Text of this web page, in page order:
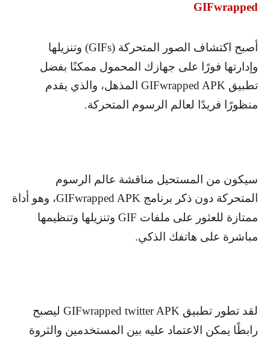
GIFwrapped
أصبح اكتشاف الصور المتحركة (GIFs) وتنزيلها
وإدارتها فورًا على جهازك المحمول ممكنًا بفضل
تطبيق GIFwrapped APK المذهل، والذي يقدم
منظورًا فريدًا لعالم الرسوم المتحركة.
سيكون من المستحيل مناقشة عالم الرسوم
المتحركة دون ذكر برنامج GIFwrapped APK، وهو أداة
ممتازة للعثور على ملفات GIF وتنزيلها وتنظيمها
مباشرة على هاتفك الذكي.
لقد تطور تطبيق GIFwrapped twitter APK ليصبح
رابطًا يمكن الاعتماد عليه بين المستخدمين والثروة